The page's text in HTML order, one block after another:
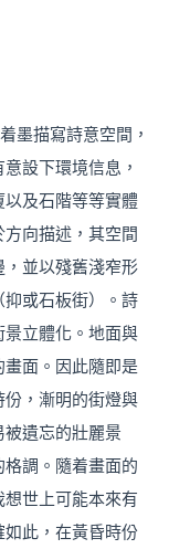
墨描寫詩意空間，
設下環境信息，
及石階等等實體
向描述，其空間
並以殘舊淺窄形
或石板街）。詩
立體化。地面與
面。因此隨即是
，漸明的街燈與
遺忘的壯麗景
調。隨着畫面的
世上可能本來有
此，在黃昏時份